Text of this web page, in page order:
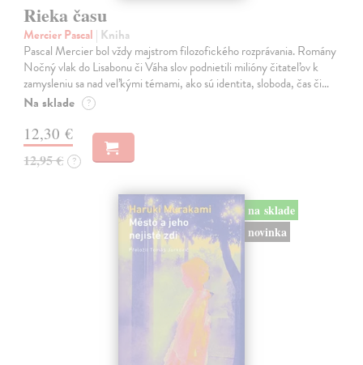
Rieka času
Mercier Pascal | Kniha
Pascal Mercier bol vždy majstrom filozofického rozprávania. Romány
Nočný vlak do Lisabonu či Váha slov podnietili milióny čitateľov k
zamysleniu sa nad veľkými témami, ako sú identita, sloboda, čas či…
Na sklade ?
12,30 €
12,95 € ?
na sklade
novinka